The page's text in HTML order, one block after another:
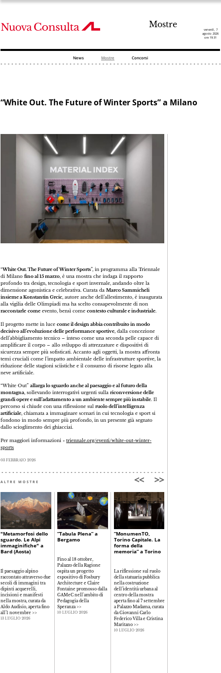
Mostre
venerdì, 7
agosto 2026
ore 19:31
News Mostre Concorsi
“White Out. The Future of Winter Sports” a Milano
“White Out. The Future of Winter Sports”, in programma alla Triennale
di Milanofino al 15 marzo, è una mostra che indaga il rapporto
profondo tra design, tecnologia e sport invernale, andando oltre la
dimensione agonistica e celebrativa. Curata daMarco Sammicheli
insieme a Konstantin Grcic, autore anche dell’allestimento, è inaugurata
alla vigilia delle Olimpiadi ma ha scelto consapevolmente di non
raccontarle come evento, bensì comecontesto culturale e industriale.
Il progetto mette in lucecome il design abbia contribuito in modo
decisivo all’evoluzione delle performance sportive , dalla concezione
dell’abbigliamento tecnico – inteso come una seconda pelle capace di
amplificare il corpo – allo sviluppo di attrezzature e dispositivi di
sicurezza sempre più sofisticati. Accanto agli oggetti, la mostra affronta
temi cruciali come l’impatto ambientale delle infrastrutture sportive, la
riduzione delle stagioni sciistiche e il consumo di risorse legato alla
neve artificiale.
“White Out”allarga lo sguardo anche al paesaggio e al futuro della
montagna, sollevando interrogativi urgenti sullariconversione delle
grandi opere e sull’adattamento a un ambiente sempre più instabile. Il
percorso si chiude con una riflessione sulruolo dell’intelligenza
artificiale, chiamata a immaginare scenari in cui tecnologia e sport si
fondono in modo sempre più profondo, in un presente già segnato
dallo scioglimento dei ghiacciai.
Per maggiori informazioni »triennale.org/eventi/white-out-winter-
sports
03 FEBBRAIO 2026
ALTRE MOSTRE
"Metamorfosi dello
sguardo. Le Alpi
immaginifiche" a
Bard (Aosta)
Il paesaggio alpino
raccontato attraverso due
secoli di immagini tra
dipinti acquerelli,
incisioni e manifesti
nella mostra, curata da
Aldo Audisio, aperta fino
all’1 novembre >>
13 LUGLIO 2026
“Tabula Plena” a
Bergamo
Fino al 18 ottobre,
Palazzo della Ragione
ospita un progetto
espositivo di Fosbury
Architecture e Claire
Fontaine promosso dalla
GAMeC nell'ambito di
Pedagogia della
Speranza>>
10 LUGLIO 2026
“MonumenTO,
Torino Capitale. La
forma della
memoria” a Torino
La riflessione sul ruolo
della statuaria pubblica
nella costruzione
dell’identità urbana al
centro della mostra
aperta fino al 7 settembre
a Palazzo Madama, curata
da Giovanni Carlo
Federico Villa e Cristina
Maritano>>
10 LUGLIO 2026